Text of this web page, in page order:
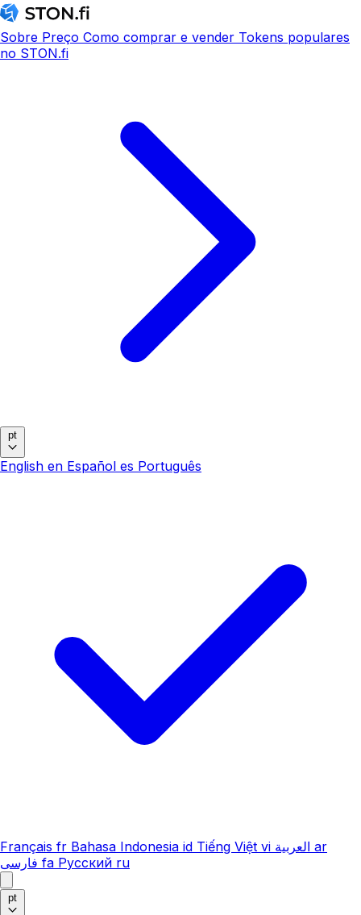
Sobre Preço Como comprar e vender Tokens populares
no STON.fi
pt
English en Español es Português
Français fr Bahasa Indonesia id Tiếng Việt vi العربية ar
فارسی fa Русский ru
pt